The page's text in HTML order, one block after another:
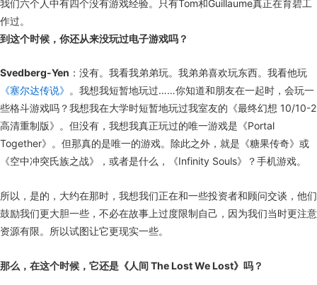
我们六个人中有四个没有游戏经验。只有Tom和Guillaume真正在育碧工
作过。
到这个时候，你还从来没玩过电子游戏吗？
Svedberg-Yen ：没有。我看我弟弟玩。我弟弟喜欢玩东西。我看他玩
《塞尔达传说》 。我想我短暂地玩过……你知道和朋友在一起时，会玩一
些格斗游戏吗？我想我在大学时短暂地玩过我室友的《最终幻想 10/10-2
高清重制版》。但没有，我想我真正玩过的唯一游戏是《Portal
Together》。但那真的是唯一的游戏。除此之外，就是《糖果传奇》或
《空中冲突氏族之战》，或者是什么，《Infinity Souls》？手机游戏。
所以，是的，大约在那时，我想我们正在和一些投资者和顾问交谈，他们
鼓励我们更大胆一些，不必在故事上过度限制自己，因为我们当时更注意
资源有限。所以试图让它更现实一些。
那么，在这个时候，它还是《人间 The Lost We Lost》吗？